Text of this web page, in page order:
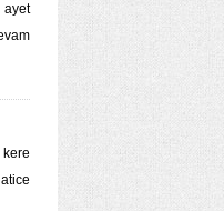
ayet